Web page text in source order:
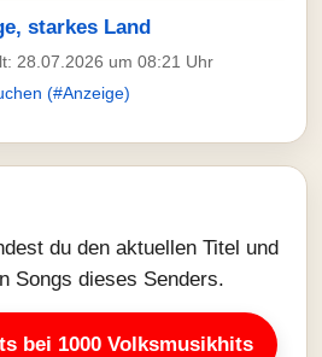
starkes Land
28.07.2026 um 08:21 Uhr
(#Anzeige)
du den aktuellen Titel und
Songs dieses Senders.
bei 1000 Volksmusikhits